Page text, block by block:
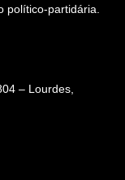
político-partidária.
– Lourdes,